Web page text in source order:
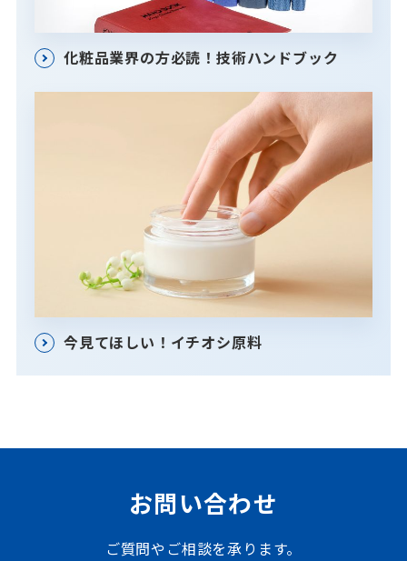
化粧品業界の方必読！技術ハンドブック
今見てほしい！イチオシ原料
お問い合わせ
ご質問やご相談を承ります。